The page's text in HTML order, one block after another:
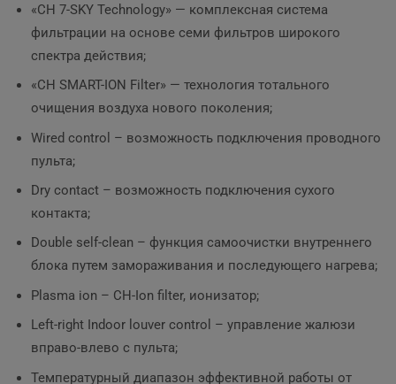
«CH 7-SKY Technology» — комплексная система
фильтрации на основе семи фильтров широкого
спектра действия;
«CH SMART-ION Filter» — технология тотального
очищения воздуха нового поколения;
Wired control – возможность подключения проводного
пульта;
Dry contact – возможность подключения сухого
контакта;
Double self-clean – функция самоочистки внутреннего
блока путем замораживания и последующего нагрева;
Plasma ion – CH-Ion filter, ионизатор;
Left-right Indoor louver control – управление жалюзи
вправо-влево с пульта;
Температурный диапазон эффективной работы от